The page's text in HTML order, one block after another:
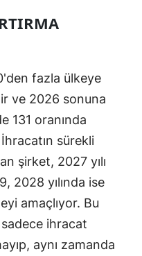
fazla ülkeye
ve 2026 sonuna
131 oranında
sürekli
şirket, 2027 yılı
2028 yılında ise
amaçlıyor. Bu
ihracat
aynı zamanda